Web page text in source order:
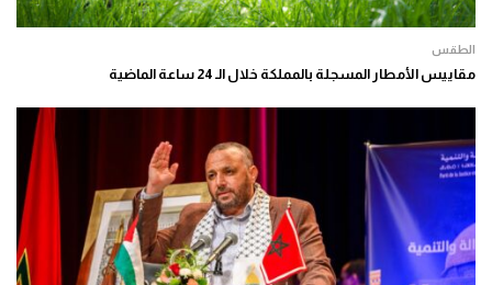
الطقس
مقاييس الأمطار المسجلة بالمملكة خلال الـ 24 ساعة الماضية